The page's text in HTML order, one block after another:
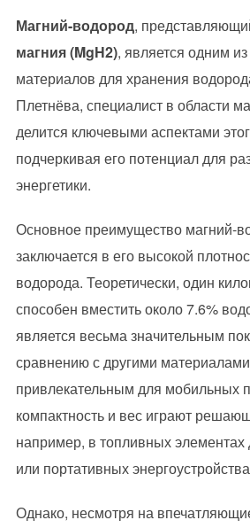
Магний-водород,
магния (MgH2), является одним
материалов для хранения
Плетнёва, специалист в области
делится ключевыми аспектами
подчеркивая его потенциал для
энергетики.
Основное преимущество магний-
заключается в его высокой
водорода. Теоретически, один
способен вместить около 7.6%
является весьма значительным
сравнению с другими
привлекательным для мобильных
компактность и вес играют
например, в топливных
или портативных
Однако, несмотря на